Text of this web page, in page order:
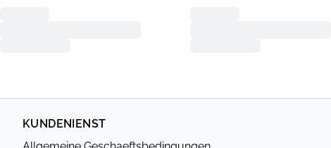
KUNDENIENST